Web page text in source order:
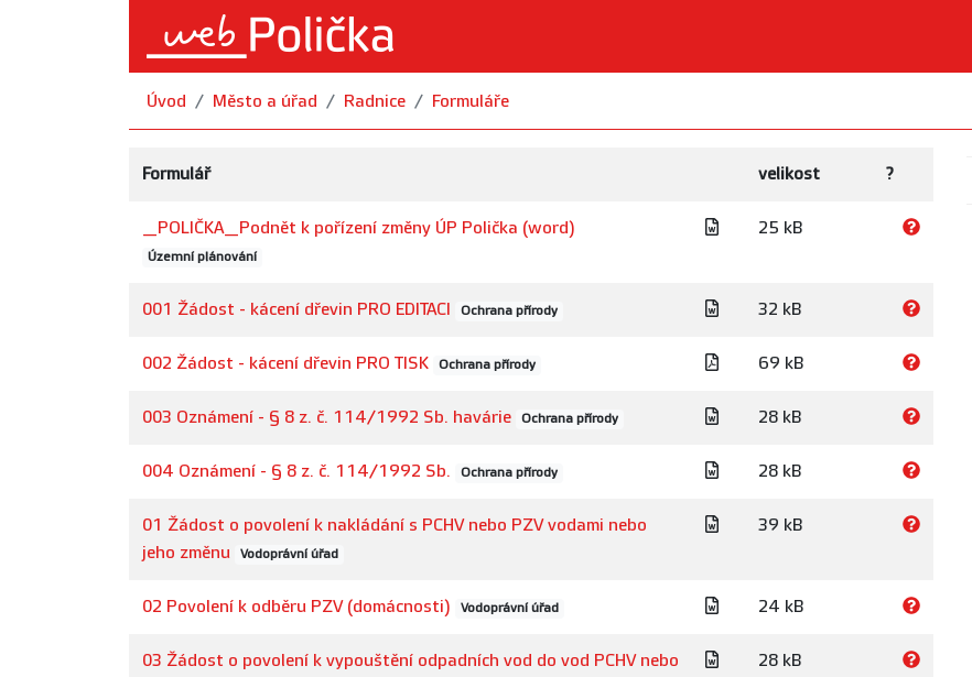
Úvod Město a úřad Radnice Formuláře
Formulář velikost ?
_POLIČKA_Podnět k pořízení změny ÚP Polička (word)
Územní plánování
25 kB
001 Žádost - kácení dřevin PRO EDITACI Ochrana přírody 32 kB
002 Žádost - kácení dřevin PRO TISK Ochrana přírody 69 kB
003 Oznámení - § 8 z. č. 114/1992 Sb. havárie Ochrana přírody 28 kB
004 Oznámení - § 8 z. č. 114/1992 Sb. Ochrana přírody 28 kB
01 Žádost o povolení k nakládání s PCHV nebo PZV vodami nebo
jeho změnu Vodoprávní úřad
39 kB
02 Povolení k odběru PZV (domácnosti) Vodoprávní úřad 24 kB
03 Žádost o povolení k vypouštění odpadních vod do vod PCHV nebo
28 kB